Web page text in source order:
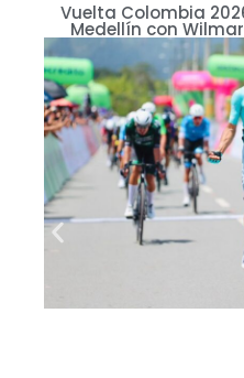
Vuelta Colombia
Medellín con